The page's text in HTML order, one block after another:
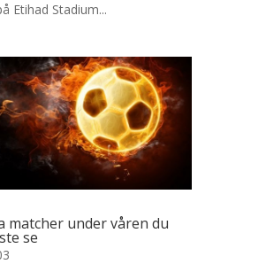
Etihad Stadium...
matcher under våren du
se